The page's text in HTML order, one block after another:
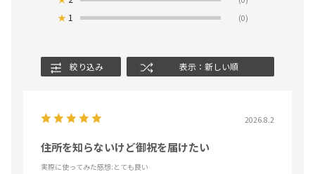
★ 1 (0)
絞り込み 表示：新しい順
2026.8.2
住所を知らないけど御祝を届けたい
実際に使ってみた感想:とても良い